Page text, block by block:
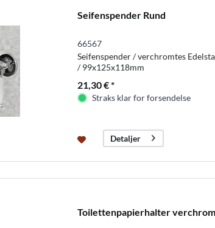
Seifenspender Rund
66567
Seifenspender / verchromtes
/ 99x125x118mm
21,30 € *
Straks klar for forsendelse
Detaljer
Toilettenpapierhalter